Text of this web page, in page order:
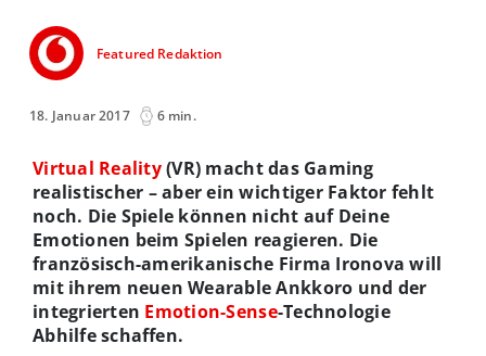
Featured Redaktion
18. Januar 2017 6 min.
Virtual Reality(VR) macht das Gaming
realistischer – aber ein wichtiger Faktor fehlt
noch. Die Spiele können nicht auf Deine
Emotionen beim Spielen reagieren. Die
französisch-amerikanische Firma Ironova will
mit ihrem neuen Wearable Ankkoro und der
integrierten Emotion-Sense-Technologie
Abhilfe schaffen.